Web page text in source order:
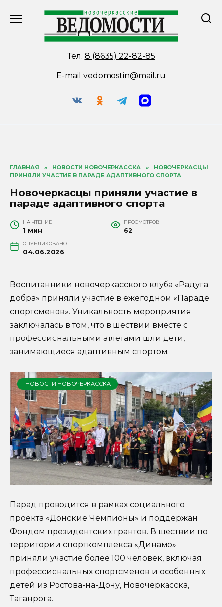
Тел. 8 (8635) 22-82-85
E-mail vedomostin@mail.ru
ГЛАВНАЯ » НОВОСТИ НОВОЧЕРКАССКА »
НОВОЧЕРКАСЦЫ
ПРИНЯЛИ УЧАСТИЕ В ПАРАДЕ АДАПТИВНОГО СПОРТА
Новочеркасцы приняли участие в
параде адаптивного спорта
НА ЧТЕНИЕ
1 мин
ПРОСМОТРОВ
62
ОПУБЛИКОВАНО
04.06.2026
Воспитанники новочеркасского клуба «Радуга
добра» приняли участие в ежегодном «Параде
спортсменов». Уникальность мероприятия
заключалась в том, что в шествии вместе с
профессиональными атлетами шли дети,
занимающиеся адаптивным спортом.
НОВОСТИ НОВОЧЕРКАССКА
Парад проводится в рамках социального
проекта «Донские Чемпионы» и поддержан
Фондом президентских грантов. В шествии по
территории спорткомплекса «Динамо»
приняли участие более 100 человек, включая
профессиональных спортсменов и особенных
детей из Ростова-на-Дону, Новочеркасска,
Таганрога.